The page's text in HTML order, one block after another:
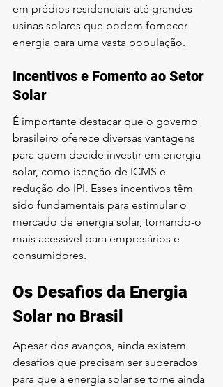
em prédios residenciais até grandes
usinas solares que podem fornecer
energia para uma vasta população.
Incentivos e Fomento ao Setor
Solar
É importante destacar que o governo
brasileiro oferece diversas vantagens
para quem decide investir em energia
solar, como isenção de ICMS e
redução do IPI. Esses incentivos têm
sido fundamentais para estimular o
mercado de energia solar, tornando-o
mais acessível para empresários e
consumidores.
Os Desafios da Energia
Solar no Brasil
Apesar dos avanços, ainda existem
desafios que precisam ser superados
para que a energia solar se torne ainda